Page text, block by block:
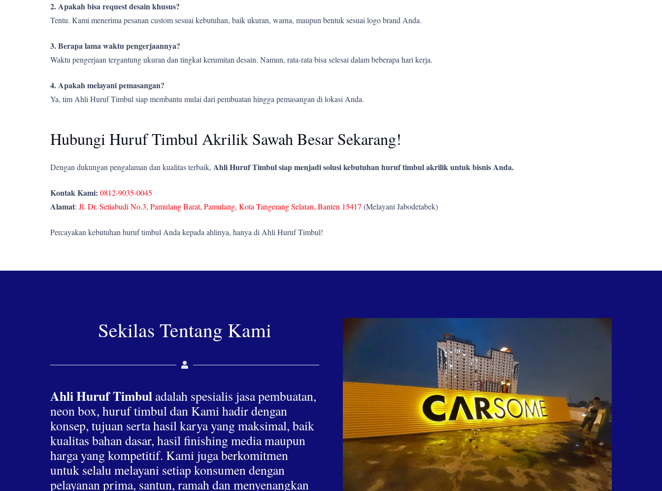
2. Apakah bisa request desain khusus?
Tentu. Kami menerima pesanan custom sesuai kebutuhan, baik ukuran, warna, maupun bentuk sesuai logo brand Anda.
3. Berapa lama waktu pengerjaannya?
Waktu pengerjaan tergantung ukuran dan tingkat kerumitan desain. Namun, rata-rata bisa selesai dalam beberapa hari kerja.
4. Apakah melayani pemasangan?
Ya, tim Ahli Huruf Timbul siap membantu mulai dari pembuatan hingga pemasangan di lokasi Anda.
Hubungi Huruf Timbul Akrilik Sawah Besar Sekarang!
Dengan dukungan pengalaman dan kualitas terbaik, Ahli Huruf Timbul siap menjadi solusi kebutuhan huruf timbul akrilik untuk bisnis Anda.
Kontak Kami: 0812-9035-0045
Alamat: Jl. Dr. Setiabudi No.3, Pamulang Barat, Pamulang, Kota Tangerang Selatan, Banten 15417 (Melayani Jabodetabek)
Percayakan kebutuhan huruf timbul Anda kepada ahlinya, hanya di Ahli Huruf Timbul!
Sekilas Tentang Kami
Ahli Huruf Timbul adalah spesialis jasa pembuatan,
neon box, huruf timbul dan Kami hadir dengan
konsep, tujuan serta hasil karya yang maksimal, baik
kualitas bahan dasar, hasil finishing media maupun
harga yang kompetitif. Kami juga berkomitmen
untuk selalu melayani setiap konsumen dengan
pelayanan prima, santun, ramah dan menyenangkan